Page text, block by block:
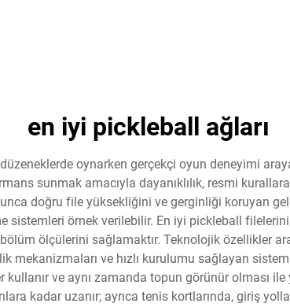
en iyi pickleball ağları
oynarken gerçekçi oyun deneyimi
sunmak amacıyla dayanıklılık, resmi
doğru file yüksekliğini ve gerginliği koruyan
sistemleri örnek verilebilir. En iyi pickleball
ölçülerini sağlamaktır. Teknolojik özellikler
ve hızlı kurulumu sağlayan
kullanır ve aynı zamanda topun görünür olması
kadar uzanır; ayrıca tenis kortlarında, giriş